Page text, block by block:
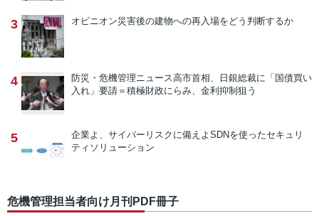
3 オピニオン災害後の建物への再入場をどう判断するか
4 防災・危機管理ニュース高市首相、日銀総裁に「国債買い
入れ」要請＝積極財政にらみ、金利抑制狙う
5 企業よ、サイバーリスクに備えよ SDNを使ったセキュリ
ティソリューション
危機管理担当者向け月刊PDF冊子